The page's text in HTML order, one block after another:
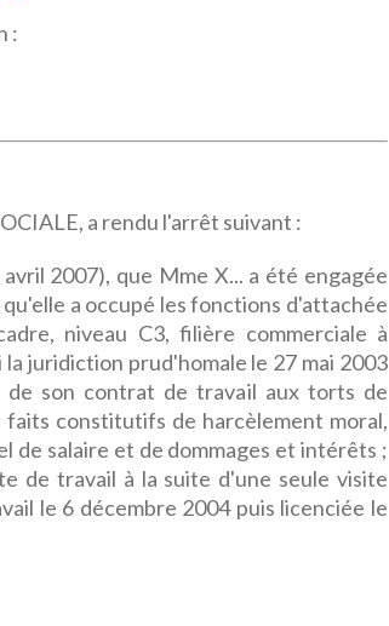
:
a rendu l'arrêt suivant :
2007), que Mme X... a été engagée
a occupé les fonctions d'attachée
niveau C3, filière commerciale à
juridiction prud'homale le 27 mai 2003
de son contrat de travail aux torts de
constitutifs de harcèlement moral,
de salaire et de dommages et intérêts ;
de travail à la suite d'une seule visite
le 6 décembre 2004 puis licenciée le